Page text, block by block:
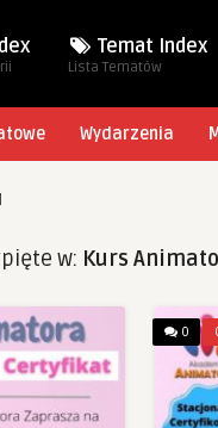
Temat Index
Lista Tematów
Wydarzenia
w: Kurs
0